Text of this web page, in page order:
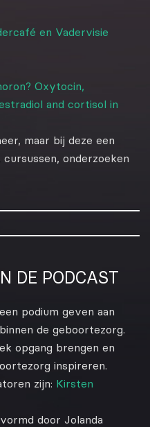
en Vadervisie
Oxytocin,
and cortisol in
maar bij deze een
onderzoeken
DE PODCAST
podium geven aan
de geboortezorg.
opgang brengen en
inspireren.
zijn: Kirsten
door Jolanda